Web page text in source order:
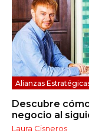
Alianzas
Descubre
negocio al
Laura Cisneros